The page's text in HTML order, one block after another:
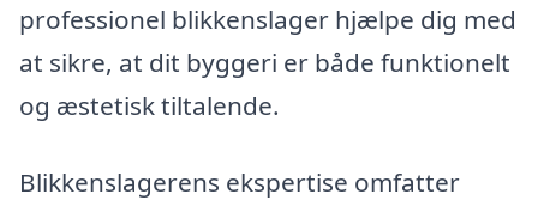
professionel blikkenslager hjælpe dig med
at sikre, at dit byggeri er både funktionelt
og æstetisk tiltalende.
Blikkenslagerens ekspertise omfatter